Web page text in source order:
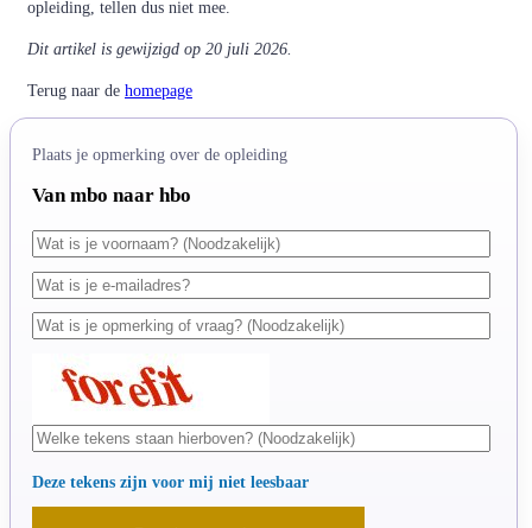
opleiding, tellen dus niet mee.
Dit artikel is gewijzigd op 20 juli 2026.
Terug naar de homepage
Plaats je opmerking over de opleiding
Van mbo naar hbo
Deze tekens zijn voor mij niet leesbaar